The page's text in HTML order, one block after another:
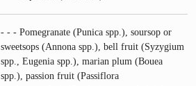
- - - Pomegranate (Punica spp.), soursop or
sweetsops (Annona spp.), bell fruit (Syzygium
spp., Eugenia spp.), marian plum (Bouea
spp.), passion fruit (Passiflora